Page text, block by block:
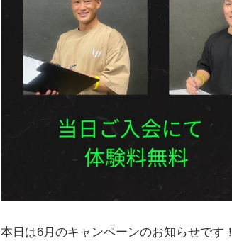
本日は6月のキャンペーンのお知らせです！